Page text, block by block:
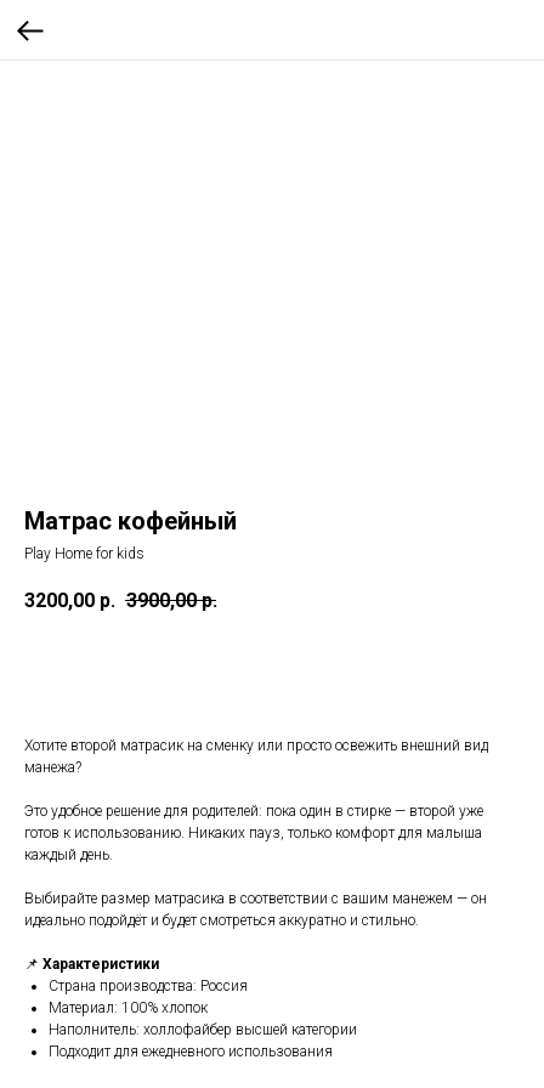
Матрас кофейный
Play Home for kids
3200,00 р. 3900,00 р.
Хотите второй матрасик на сменку или просто освежить внешний вид
манежа?
Это удобное решение для родителей: пока один в стирке — второй уже
готов к использованию. Никаких пауз, только комфорт для малыша
каждый день.
Выбирайте размер матрасика в соответствии с вашим манежем — он
идеально подойдёт и будет смотреться аккуратно и стильно.
📌 Характеристики
Страна производства: Россия
Материал: 100% хлопок
Наполнитель: холлофайбер высшей категории
Подходит для ежедневного использования